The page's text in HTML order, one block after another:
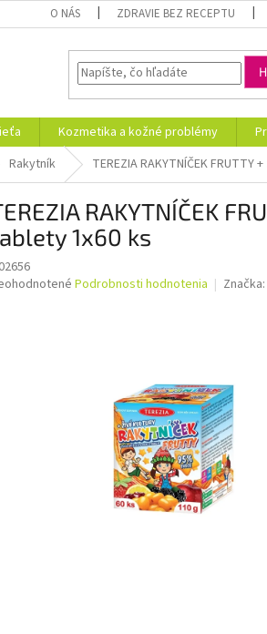
O NÁS ZDRAVIE BEZ RECEPTU
Kozmetika a kožné problémy
Rakytník TEREZIA RAKYTNÍČEK
RAKYTNÍČEK
1x60 ks
Podrobnosti hodnotenia Značka: